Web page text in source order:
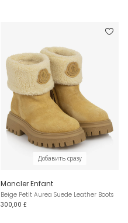
Добавить сразу
Moncler Enfant
Beige Petit Aurea Suede Leather Boots
300,00 £